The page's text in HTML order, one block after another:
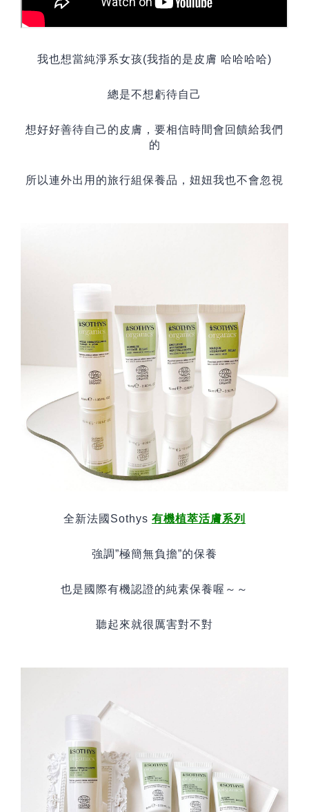
我也想當純淨系女孩(我指的是皮膚 哈哈哈哈)
總是不想虧待自己
想好好善待自己的皮膚 ， 要相信時間會回饋給我們
的
所以連外出用的旅行組保養品，妞妞我也不會忽視
全新法國 Sothys 有機植萃活膚系列
強調”極簡無負擔”的保養
也是國際有機認證的純素保養喔～～
聽起來就很厲害對不對